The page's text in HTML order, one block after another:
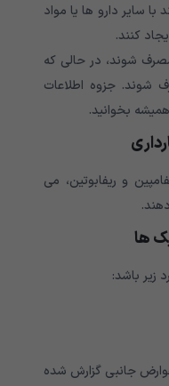
سایر دارو ها یا مواد
کنند.
مصرف شوند، در حالی که
شوند. جزوه اطلاعات
بخوانید.
و ریفابوتین، می
ها
باشد:
جانبی گزارش شده